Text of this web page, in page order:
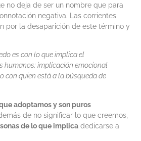
no deja de ser un nombre que para
negativa. Las corrientes
por la desaparición de este término y
es con lo que implica el
humanos: implicación emocional
con quien está a la búsqueda de
adoptamos y son puros
de no significar lo que creemos,
de lo que implica dedicarse a